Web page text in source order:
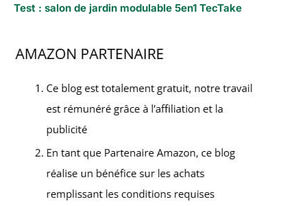
Test : salon de jardin modulable 5en1 TecTake